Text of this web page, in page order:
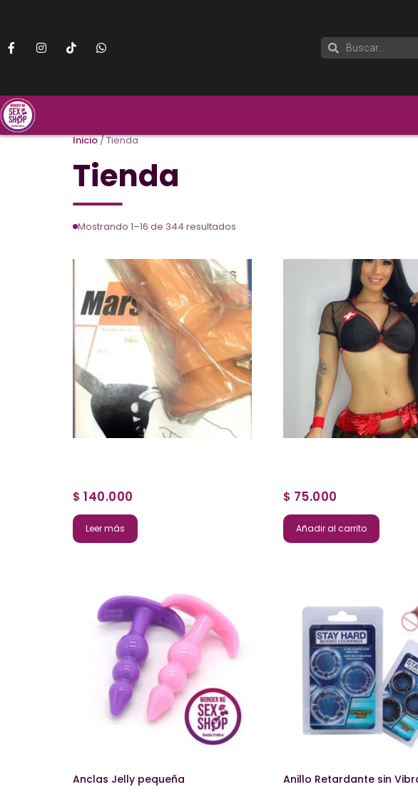
Inicio/ Tienda
Tienda
Mostrando 1–16 de 344 resultados
$ 140.000
Leer más
$ 75.000
Añadir al carrito
Anclas Jelly pequeña Anillo Retardante sin